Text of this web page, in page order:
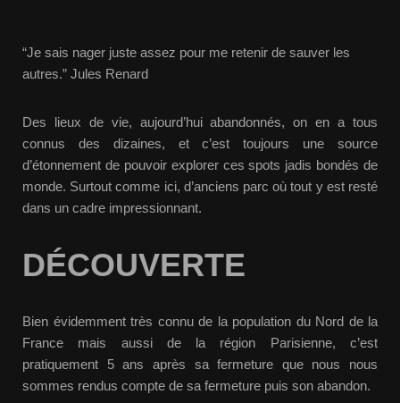
“Je sais nager juste assez pour me retenir de sauver les
autres.” Jules Renard
Des lieux de vie, aujourd’hui abandonnés, on en a tous
connus des dizaines, et c’est toujours une source
d’étonnement de pouvoir explorer ces spots jadis bondés de
monde. Surtout comme ici, d’anciens parc où tout y est resté
dans un cadre impressionnant.
DÉCOUVERTE
Bien évidemment très connu de la population du Nord de la
France mais aussi de la région Parisienne, c’est
pratiquement 5 ans après sa fermeture que nous nous
sommes rendus compte de sa fermeture puis son abandon.